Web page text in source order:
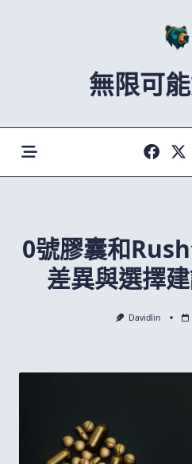
無限可
0號膠囊和
差異與選擇
Davidlin